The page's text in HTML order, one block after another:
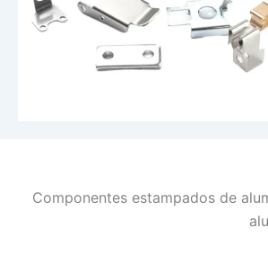
Componentes estampados de